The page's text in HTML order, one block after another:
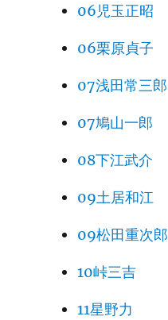
06児玉正昭
06栗原貞子
07浅田常三郎
07鳩山一郎
08下江武介
09土居和江
09松田重次郎
10峠三吉
11星野力